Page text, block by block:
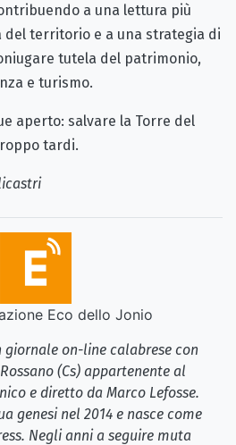
a una lettura più
del territorio e a una strategia di
tutela del patrimonio,
e turismo.
aperto: salvare la Torre del
tardi.
Eco dello Jonio
giornale on-line calabrese con
(Cs) appartenente al
e diretto da Marco Lefosse.
genesi nel 2014 e nasce come
Negli anni a seguire muta